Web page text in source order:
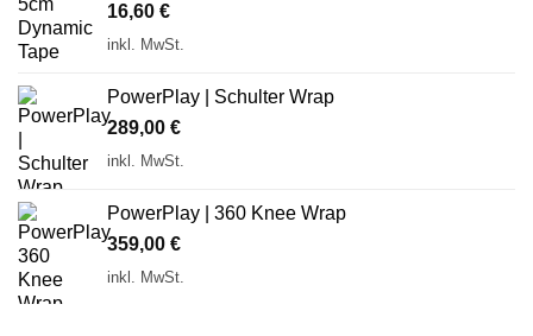
16,60 €
inkl. MwSt.
PowerPlay | Schulter Wrap
289,00 €
inkl. MwSt.
PowerPlay | 360 Knee Wrap
359,00 €
inkl. MwSt.